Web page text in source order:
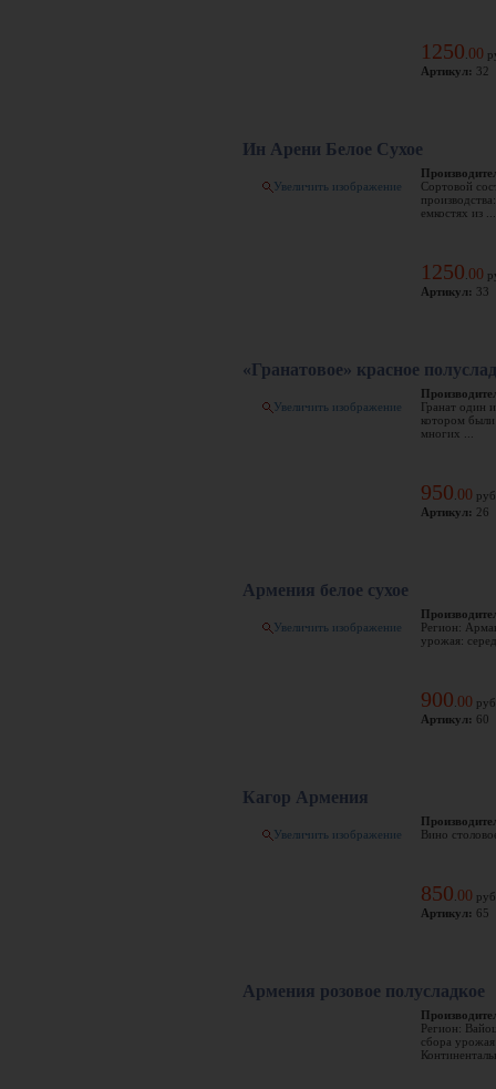
1250 00
Артикул: 32
Ин Арени Белое Сухое
Увеличить изображение
Сортовой
емкостях из ...
1250 00
Артикул: 33
«Гранатовое» красное
Увеличить изображение
Гранат один
котором
многих ...
950 00
Артикул: 26
Армения белое сухое
Увеличить изображение
Регион:
урожая:
900 00
Артикул: 60
Кагор Армения
Увеличить изображение
Вино
850 00
Артикул: 65
Армения розовое полусладкое
Регион:
сбора